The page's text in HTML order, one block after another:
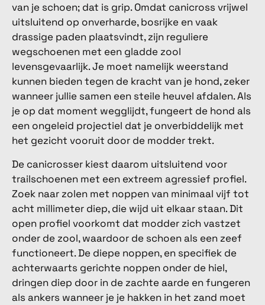
van je schoen; dat is grip. Omdat canicross vrijwel
uitsluitend op onverharde, bosrijke en vaak
drassige paden plaatsvindt, zijn reguliere
wegschoenen met een gladde zool
levensgevaarlijk. Je moet namelijk weerstand
kunnen bieden tegen de kracht van je hond, zeker
wanneer jullie samen een steile heuvel afdalen. Als
je op dat moment wegglijdt, fungeert de hond als
een ongeleid projectiel dat je onverbiddelijk met
het gezicht vooruit door de modder trekt.
De canicrosser kiest daarom uitsluitend voor
trailschoenen met een extreem agressief profiel.
Zoek naar zolen met noppen van minimaal vijf tot
acht millimeter diep, die wijd uit elkaar staan. Dit
open profiel voorkomt dat modder zich vastzet
onder de zool, waardoor de schoen als een zeef
functioneert. De diepe noppen, en specifiek de
achterwaarts gerichte noppen onder de hiel,
dringen diep door in de zachte aarde en fungeren
als ankers wanneer je je hakken in het zand moet